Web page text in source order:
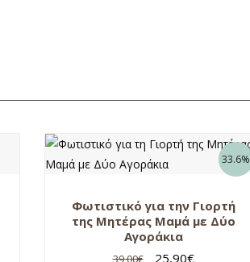
33.6%
Φωτιστικό για την Γιορτή
της Μητέρας Μαμά με Δύο
Αγοράκια
39,00€ 25,90€